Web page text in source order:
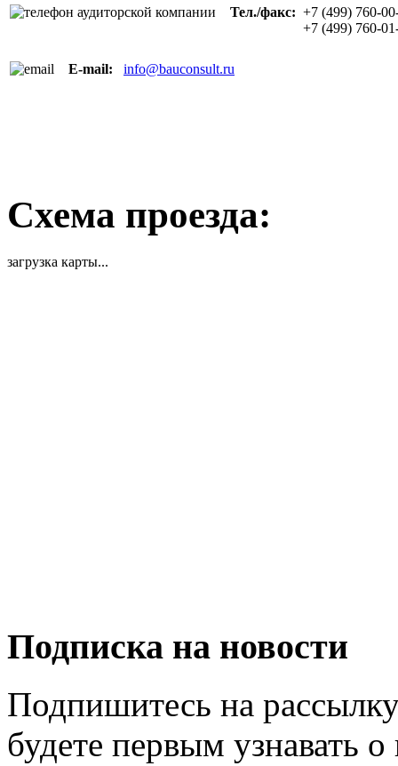
Тел./факс: +7 (499) 760-
+7 (499) 760-
E-mail: info@bauconsult.ru
Схема проезда:
загрузка карты...
Подписка на новости
Подпишитесь на
будете первым узнавать